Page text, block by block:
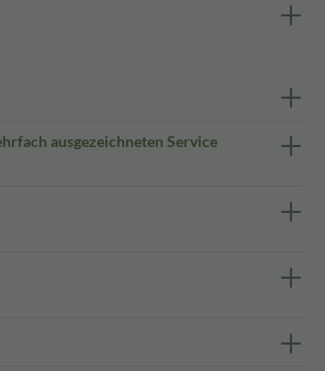
ausgezeichneten Service